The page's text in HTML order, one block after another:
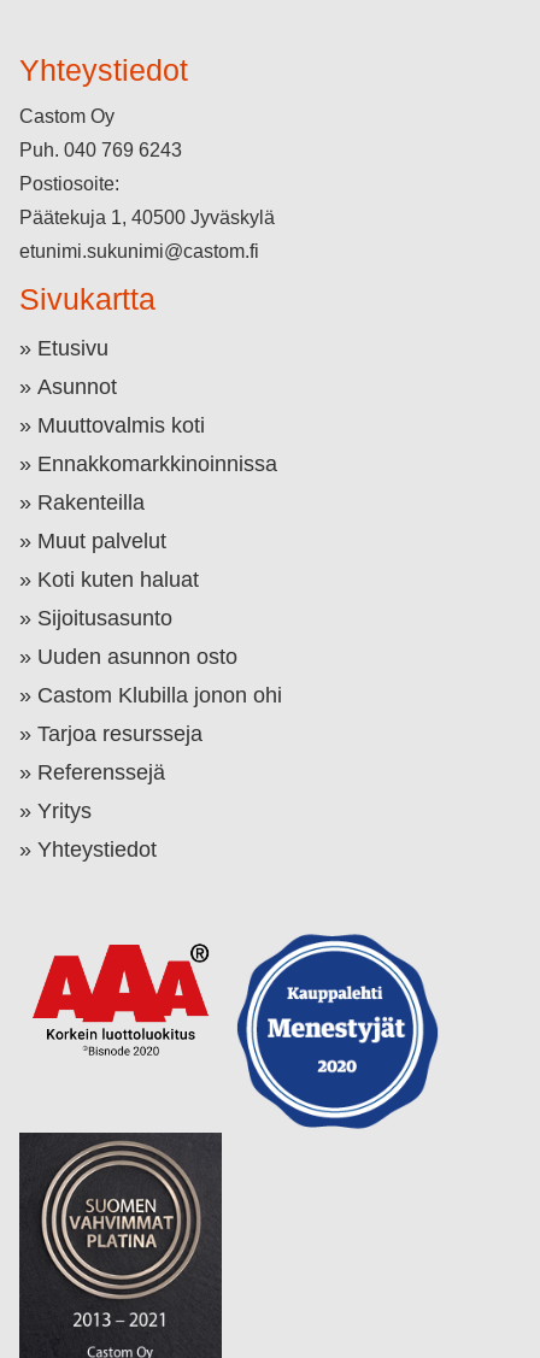
Yhteystiedot
Castom Oy
Puh. 040 769 6243
Postiosoite:
Päätekuja 1, 40500 Jyväskylä
etunimi.sukunimi@castom.fi
Sivukartta
Etusivu
Asunnot
Muuttovalmis koti
Ennakkomarkkinoinnissa
Rakenteilla
Muut palvelut
Koti kuten haluat
Sijoitusasunto
Uuden asunnon osto
Castom Klubilla jonon ohi
Tarjoa resursseja
Referenssejä
Yritys
Yhteystiedot